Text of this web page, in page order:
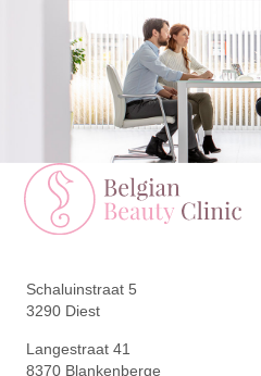
Schaluinstraat 5
3290 Diest
Langestraat 41
8370 Blankenberge